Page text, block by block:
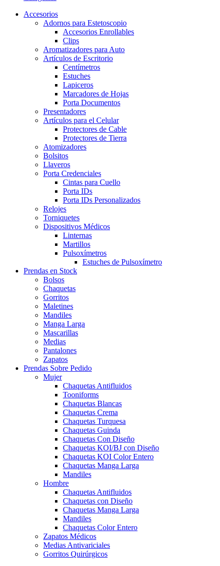
Accesorios
Adornos para Estetoscopio
Accesorios Enrollables
Clips
Aromatizadores para Auto
Artículos de Escritorio
Centímetros
Estuches
Lapiceros
Marcadores de Hojas
Porta Documentos
Presentadores
Artículos para el Celular
Protectores de Cable
Protectores de Tierra
Atomizadores
Bolsitos
Llaveros
Porta Credenciales
Cintas para Cuello
Porta IDs
Porta IDs Personalizados
Relojes
Torniquetes
Dispositivos Médicos
Linternas
Martillos
Pulsoxímetros
Estuches de Pulsoxímetro
Prendas en Stock
Bolsos
Chaquetas
Gorritos
Maletines
Mandiles
Manga Larga
Mascarillas
Medias
Pantalones
Zapatos
Prendas Sobre Pedido
Mujer
Chaquetas Antifluidos
Tooniforms
Chaquetas Blancas
Chaquetas Crema
Chaquetas Turquesa
Chaquetas Guinda
Chaquetas Con Diseño
Chaquetas KOI/BJ con Diseño
Chaquetas KOI Color Entero
Chaquetas Manga Larga
Mandiles
Hombre
Chaquetas Antifluidos
Chaquetas con Diseño
Chaquetas Manga Larga
Mandiles
Chaquetas Color Entero
Zapatos Médicos
Medias Antivariciales
Gorritos Quirúrgicos